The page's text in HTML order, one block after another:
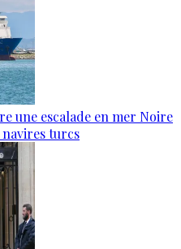
une escalade en mer Noire
navires turcs